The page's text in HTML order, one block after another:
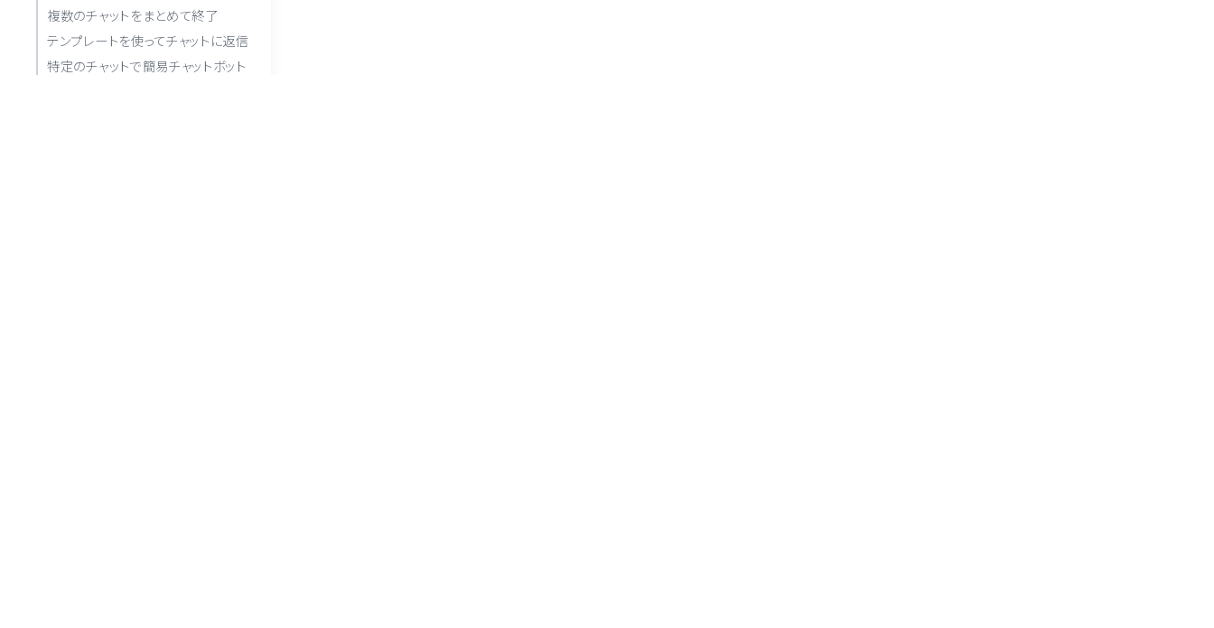
複数のチャットをまとめて終了
テンプレートを使ってチャットに返信
特定のチャットで簡易チャットボット